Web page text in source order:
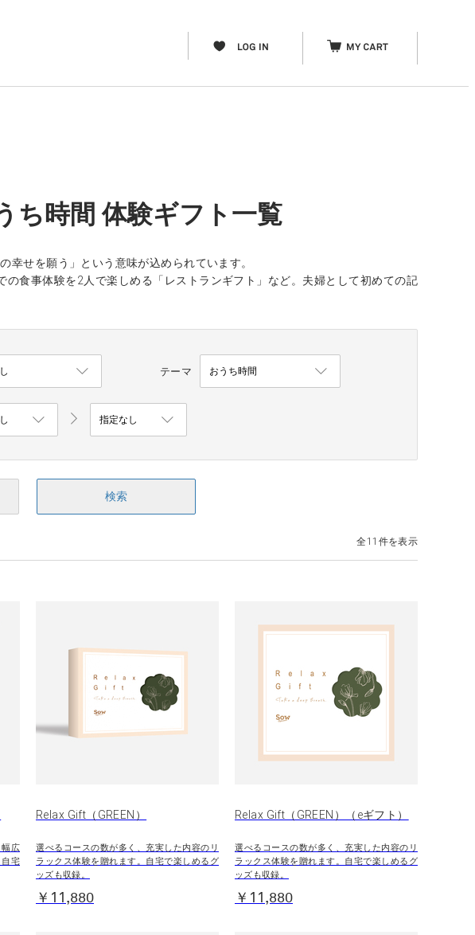
ち時間 体験ギフト一覧
幸せを願う」という意味が込められています。
食事体験を2人で楽しめる「レストランギフト」など。夫婦として初めての記
テーマ
検索
全11件を表示
広
宅
Relax Gift（GREEN）
選べるコースの数が多く、充実した内容のリ
ラックス体験を贈れます。自宅で楽しめるグ
ッズも収録。
￥11,880
Relax Gift（GREEN）（eギフト）
選べるコースの数が多く、充実した内容のリ
ラックス体験を贈れます。自宅で楽しめるグ
ッズも収録。
￥11,880